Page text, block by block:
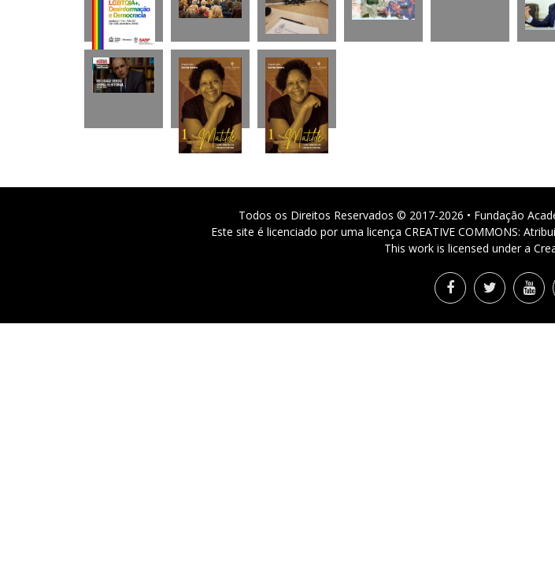
Todos os Direitos Reservados © 2017-2026 • Fundação
Este site é licenciado por uma licença CREATIVE COMMONS:
This work is licensed under a